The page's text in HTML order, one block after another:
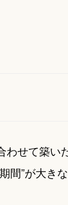
せて築い
”が大き